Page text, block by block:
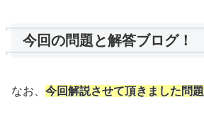
今回の問題と解答ブログ！
なお、 今回解説させて頂きました問